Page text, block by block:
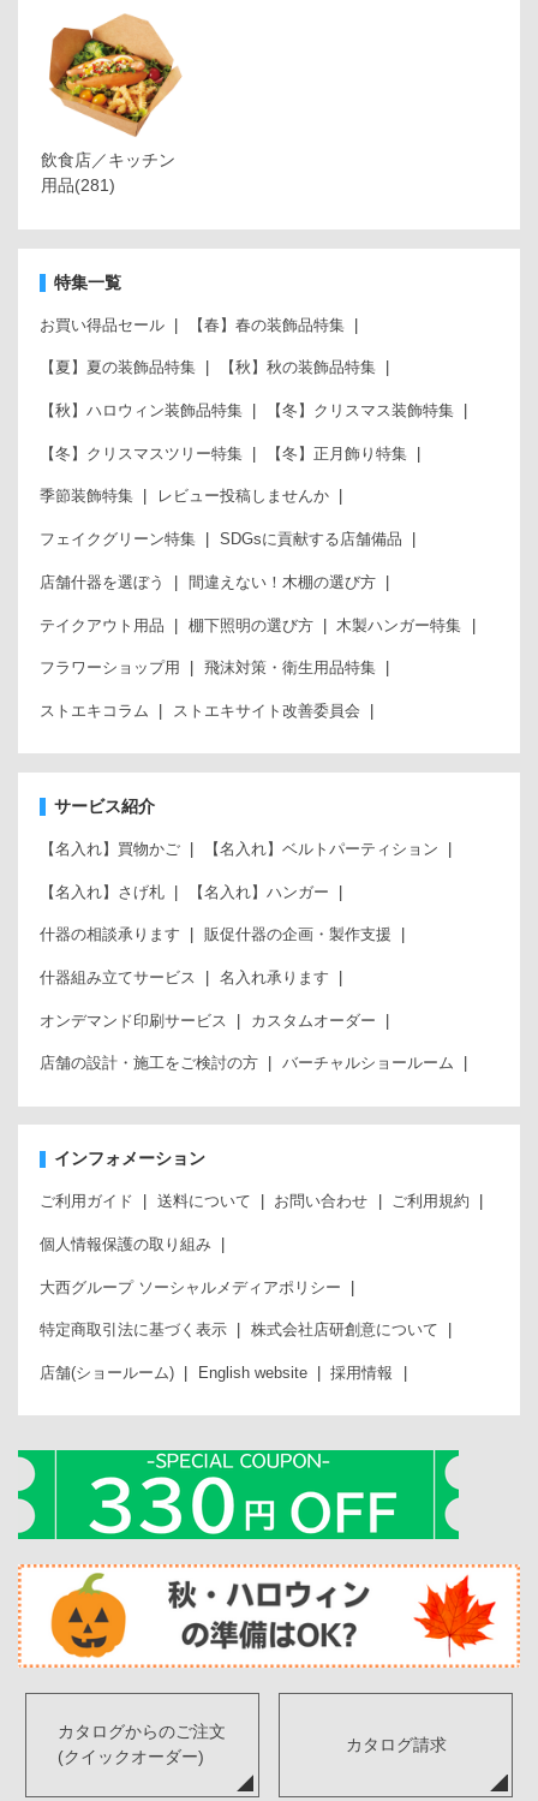
飲食店／キッチン
用品(281)
特集一覧
お買い得品セール 【春】春の装飾品特集
【夏】夏の装飾品特集 【秋】秋の装飾品特集
【秋】ハロウィン装飾品特集 【冬】クリスマス装飾特集
【冬】クリスマスツリー特集 【冬】正月飾り特集
季節装飾特集 レビュー投稿しませんか
フェイクグリーン特集 SDGsに貢献する店舗備品
店舗什器を選ぼう 間違えない！木棚の選び方
テイクアウト用品 棚下照明の選び方 木製ハンガー特集
フラワーショップ用 飛沫対策・衛生用品特集
ストエキコラム ストエキサイト改善委員会
サービス紹介
【名入れ】買物かご 【名入れ】ベルトパーティション
【名入れ】さげ札 【名入れ】ハンガー
什器の相談承ります 販促什器の企画・製作支援
什器組み立てサービス 名入れ承ります
オンデマンド印刷サービス カスタムオーダー
店舗の設計・施工をご検討の方 バーチャルショールーム
インフォメーション
ご利用ガイド 送料について お問い合わせ ご利用規約
個人情報保護の取り組み
大西グループ ソーシャルメディアポリシー
特定商取引法に基づく表示 株式会社店研創意について
店舗(ショールーム) English website 採用情報
カタログからのご注文
(クイックオーダー)
カタログ請求